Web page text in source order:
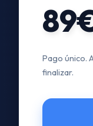
Pago único.
finalizar.